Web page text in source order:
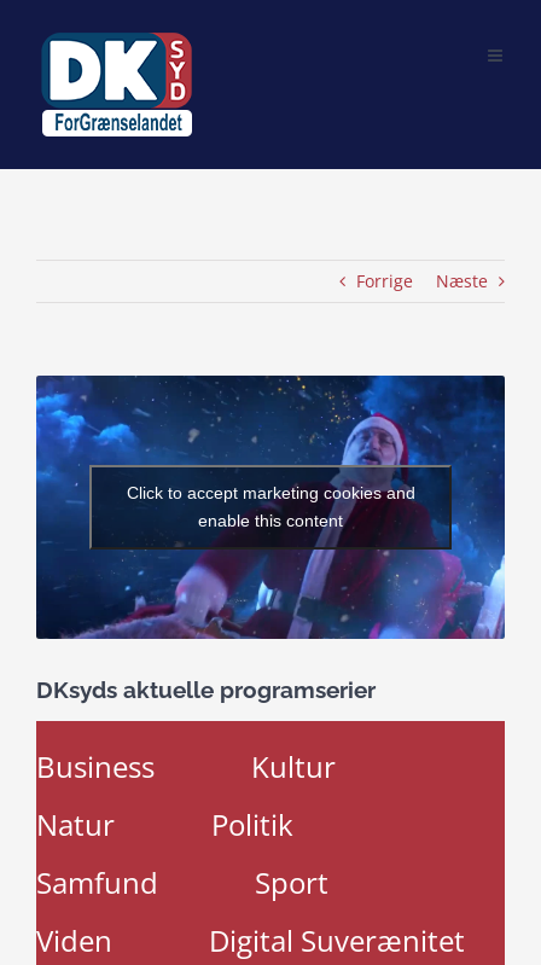
Forrige Næste
View
Larger
Image
Click to accept marketing cookies and
enable this content
DKsyds aktuelle programserier
Business
Kultur
Natur
Politik
Samfund
Sport
Viden
Digital Suverænitet